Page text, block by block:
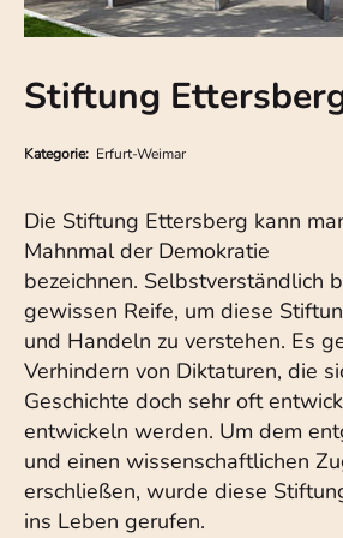
Stiftung
Kategorie: Erfurt-Weimar
Die Stiftung Ettersberg kann
Mahnmal der Demokratie
bezeichnen. Selbstverständlich
gewissen Reife, um diese
und Handeln zu verstehen. Es
Verhindern von Diktaturen, die
Geschichte doch sehr oft
entwickeln werden. Um dem
und einen wissenschaftlichen
erschließen, wurde diese
ins Leben gerufen.